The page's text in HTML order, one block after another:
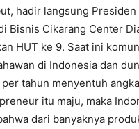
hadir langsung
Bisnis Cikarang Center
HUT ke 9. Saat ini
di Indonesia dan
tahun menyentuh
itu maju, maka
dari banyaknya